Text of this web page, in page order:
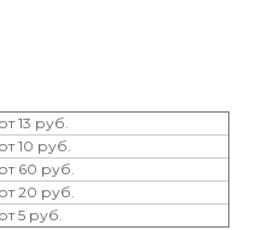
от 13 руб.
от 10 руб.
от 60 руб.
от 20 руб.
от 5 руб.